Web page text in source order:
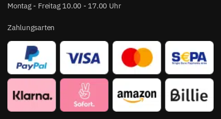
Montag - Freitag 10.00 - 17.00 Uhr
Zahlungsarten